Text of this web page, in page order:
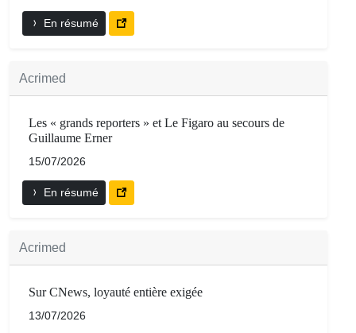
En résumé
Acrimed
Les « grands reporters » et Le Figaro au secours de
Guillaume Erner
15/07/2026
En résumé
Acrimed
Sur CNews, loyauté entière exigée
13/07/2026